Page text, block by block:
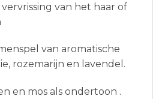
van het haar of
van aromatische
rozemarijn en lavendel.
en mos als ondertoon .